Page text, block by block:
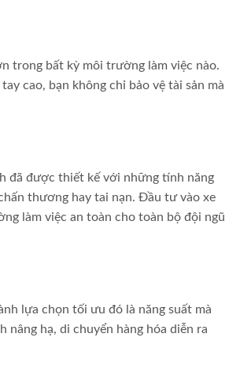
trong bất kỳ môi trường làm việc nào.
cao, bạn không chỉ bảo vệ tài sản mà
đã được thiết kế với những tính năng
thương hay tai nạn. Đầu tư vào xe
làm việc an toàn cho toàn bộ đội ngũ
lựa chọn tối ưu đó là năng suất mà
nâng hạ, di chuyển hàng hóa diễn ra